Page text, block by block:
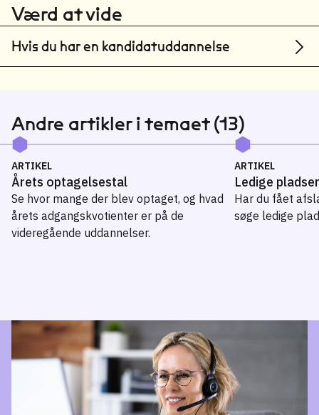
Værd at vide
Hvis du har en kandidatuddannelse
Andre artikler i temaet (13)
ARTIKEL
Årets optagelsestal
Se hvor mange der blev optaget, og hvad
årets adgangskvotienter er på de
videregående uddannelser.
ARTIKEL
Ledige pladser
Har du fået
søge ledige